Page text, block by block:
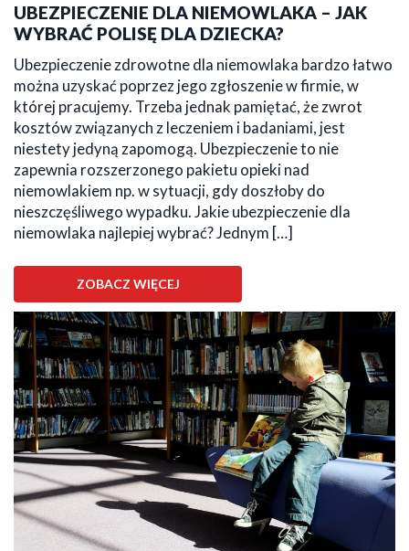
UBEZPIECZENIE DLA NIEMOWLAKA – JAK
WYBRAĆ POLISĘ DLA DZIECKA?
Ubezpieczenie zdrowotne dla niemowlaka bardzo łatwo
można uzyskać poprzez jego zgłoszenie w firmie, w
której pracujemy. Trzeba jednak pamiętać, że zwrot
kosztów związanych z leczeniem i badaniami, jest
niestety jedyną zapomogą. Ubezpieczenie to nie
zapewnia rozszerzonego pakietu opieki nad
niemowlakiem np. w sytuacji, gdy doszłoby do
nieszczęśliwego wypadku. Jakie ubezpieczenie dla
niemowlaka najlepiej wybrać? Jednym […]
ZOBACZ WIĘCEJ